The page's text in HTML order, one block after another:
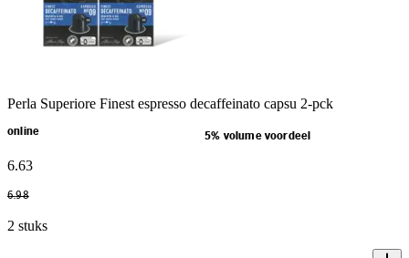
Perla Superiore Finest espresso decaffeinato capsu 2-pck
online 5% volume voordeel
6.63
6.98
2 stuks